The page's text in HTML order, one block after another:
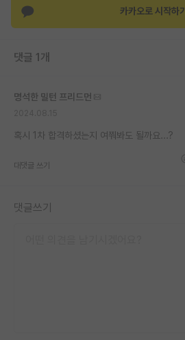
장학금/장학생 게시판
홍보 게시판
커리어
반도체 아카데미
재팬라운지 🌸
카카오로 시작하기
댓글 1개
명석한 밀턴 프리드먼
혹시 1차 합격하셨는지 여쭤봐도 될까요...?
대댓글 쓰기
댓글쓰기